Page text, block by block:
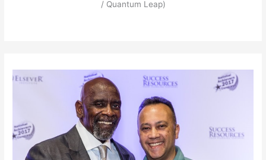
/ Quantum Leap)